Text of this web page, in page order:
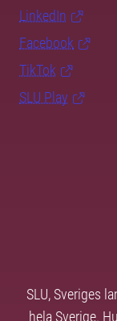
LinkedIn
Facebook
TikTok
SLU Play
SLU, Sveriges
hela Sverige.